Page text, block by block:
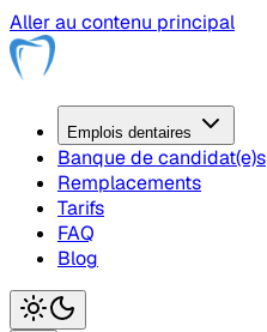
Aller au contenu principal
Emplois dentaires
Banque de candidat(e)s
Remplacements
Tarifs
FAQ
Blog